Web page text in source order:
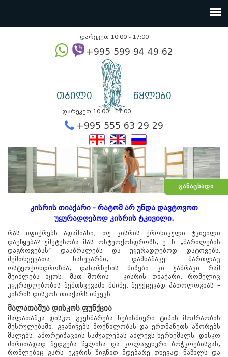
ᲒᲐᲜᲐᲪᲮᲐᲓᲘ
დარეკეთ 10:00 - 17:00
თბილი წყლები
დარეკეთ 10:00 - 17:00
+995 555 63 29
კისრის თიაქარი - რატომ არ უნდა დავტოვოთ
უყურადღებოდ კისრის ტკივილი.
რას იფიქრებს ადამიანი, თუ კისრის ქრონიკული ტკივილი
დაეწყება? უმეტესობა მას ოსტეოქონდროზს, ე. წ. „მარილების
დაგროვებას“ დააბრალებს და უყურადღებოდ დატოვებს.
შემთხვევათა ნახევარში, დამნაშავე მართლაც
ოსტეოქონდროზია, დანარჩენის მიზეზი კი უამრავი რამ
შეიძლება იყოს, მათ შორის – კისრის თიაქარი, რომელიც
უყურადღებობის შემთხვევაში მძიმე, შეუქცევად პათოლოგიას –
კისრის დისკოს თიაქარს იწვევს.
მალათაშუა დისკოს ფუნქცია
მალათაშუა დისკო გვეხმარება ნებისმიერი ტიპის მოძრაობის
შესრულებაში, გვანიჭებს მოქნილობას და ერთმანეთს აშორებს
მალებს, ამორტიზაციის საშუალებას აძლევს ხერხემალს. დისკო
ძირითადად შედგება წყლისა და კოლაგენური ბოჭკოებისგან,
რომლებიც გარს ეკვრის შიგნით მდებარე თხევად ნაწილს და